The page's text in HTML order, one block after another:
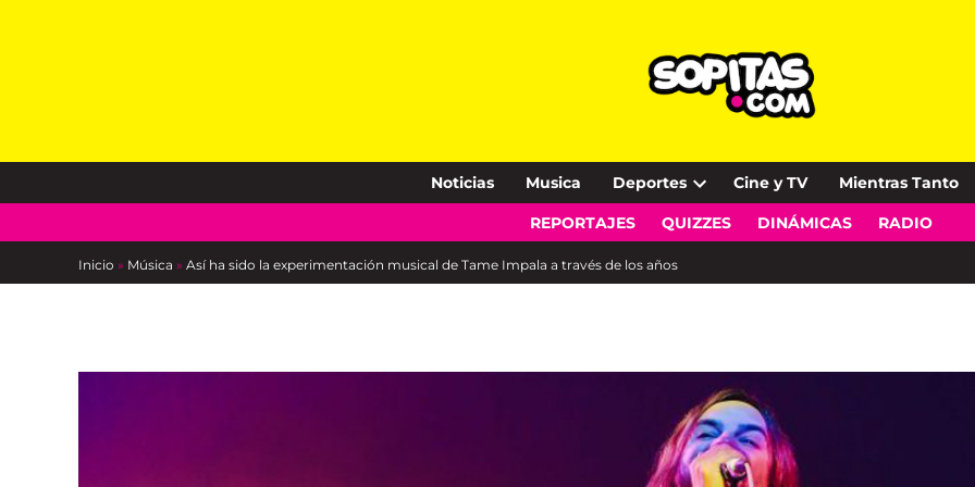
Noticias Musica Deportes
Open
dropdown
Cine y TV Mientras Tanto
REPORTAJES QUIZZES DINÁMICAS RADIO
Inicio » Música » Así ha sido la experimentación musical de Tame Impala a través de los años